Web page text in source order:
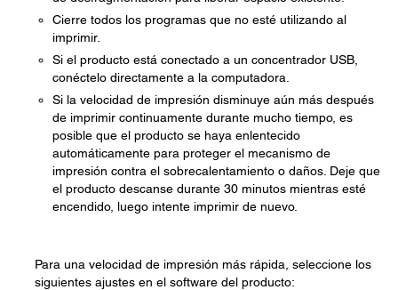
Cierre todos los programas que no esté utilizando al
imprimir.
Si el producto está conectado a un concentrador USB,
conéctelo directamente a la computadora.
Si la velocidad de impresión disminuye aún más después
de imprimir continuamente durante mucho tiempo, es
posible que el producto se haya enlentecido
automáticamente para proteger el mecanismo de
impresión contra el sobrecalentamiento o daños. Deje que
el producto descanse durante 30 minutos mientras esté
encendido, luego intente imprimir de nuevo.
Para una velocidad de impresión más rápida, seleccione los
siguientes ajustes en el software del producto: